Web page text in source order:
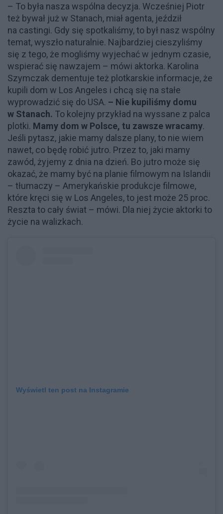
– To była nasza wspólna decyzja. Wcześniej Piotr
też bywał już w Stanach, miał agenta, jeździł
na castingi. Gdy się spotkaliśmy, to był nasz wspólny
temat, wyszło naturalnie. Najbardziej cieszyliśmy
się z tego, że mogliśmy wyjechać w jednym czasie,
wspierać się nawzajem – mówi aktorka. Karolina
Szymczak dementuje też plotkarskie informacje, że
kupili dom w Los Angeles i chcą się na stałe
wyprowadzić się do USA. – Nie kupiliśmy domu
w Stanach. To kolejny przykład na wyssane z palca
plotki. Mamy dom w Polsce, tu zawsze wracamy.
Jeśli pytasz, jakie mamy dalsze plany, to nie wiem
nawet, co będę robić jutro. Przez to, jaki mamy
zawód, żyjemy z dnia na dzień. Bo jutro może się
okazać, że mamy być na planie filmowym na Islandii
– tłumaczy – Amerykańskie produkcje filmowe,
które kręci się w Los Angeles, to jest może 25 proc.
Reszta to cały świat – mówi. Dla niej życie aktorki to
życie na walizkach.
Wyświetl ten post na Instagramie